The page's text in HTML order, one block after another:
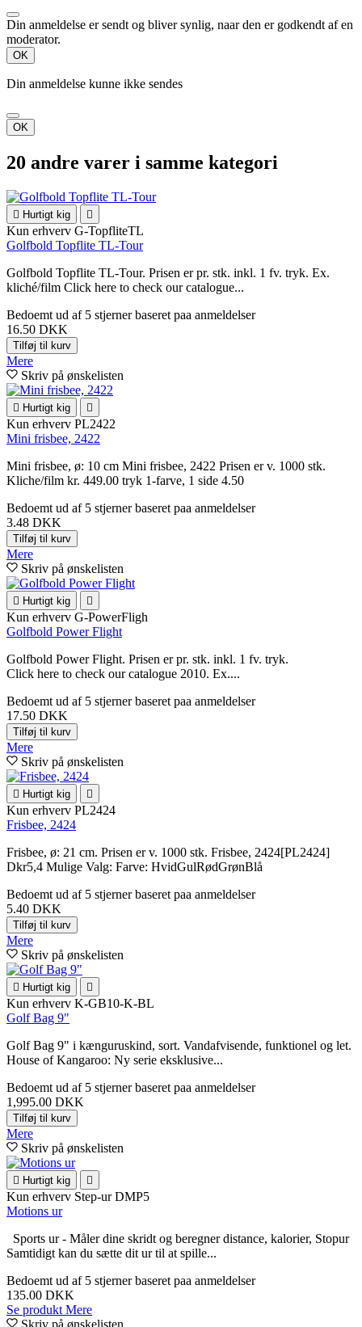
Din anmeldelse er sendt og bliver synlig, naar den er godkendt af en
moderator.
OK
Din anmeldelse kunne ikke sendes
OK
20 andre varer i samme kategori
 Hurtigt kig 
Kun erhverv G-TopfliteTL
Golfbold Topflite TL-Tour
Golfbold Topflite TL-Tour. Prisen er pr. stk. inkl. 1 fv. tryk. Ex.
kliché/film Click here to check our catalogue...
Bedoemt ud af 5 stjerner baseret paa anmeldelser
16.50 DKK
Tilføj til kurv
Mere
Skriv på ønskelisten
 Hurtigt kig 
Kun erhverv PL2422
Mini frisbee, 2422
Mini frisbee, ø: 10 cm Mini frisbee, 2422 Prisen er v. 1000 stk.
Kliche/film kr. 449.00 tryk 1-farve, 1 side 4.50
Bedoemt ud af 5 stjerner baseret paa anmeldelser
3.48 DKK
Tilføj til kurv
Mere
Skriv på ønskelisten
 Hurtigt kig 
Kun erhverv G-PowerFligh
Golfbold Power Flight
Golfbold Power Flight. Prisen er pr. stk. inkl. 1 fv. tryk.
Click here to check our catalogue 2010. Ex....
Bedoemt ud af 5 stjerner baseret paa anmeldelser
17.50 DKK
Tilføj til kurv
Mere
Skriv på ønskelisten
 Hurtigt kig 
Kun erhverv PL2424
Frisbee, 2424
Frisbee, ø: 21 cm. Prisen er v. 1000 stk. Frisbee, 2424[PL2424]
Dkr5,4 Mulige Valg: Farve: HvidGulRødGrønBlå
Bedoemt ud af 5 stjerner baseret paa anmeldelser
5.40 DKK
Tilføj til kurv
Mere
Skriv på ønskelisten
 Hurtigt kig 
Kun erhverv K-GB10-K-BL
Golf Bag 9"
Golf Bag 9" i kænguruskind, sort. Vandafvisende, funktionel og let.
House of Kangaroo: Ny serie eksklusive...
Bedoemt ud af 5 stjerner baseret paa anmeldelser
1,995.00 DKK
Tilføj til kurv
Mere
Skriv på ønskelisten
 Hurtigt kig 
Kun erhverv Step-ur DMP5
Motions ur
Sports ur - Måler dine skridt og beregner distance, kalorier, Stopur
Samtidigt kan du sætte dit ur til at spille...
Bedoemt ud af 5 stjerner baseret paa anmeldelser
135.00 DKK
Se produkt Mere
Skriv på ønskelisten